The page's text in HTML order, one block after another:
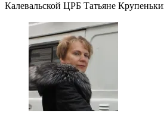
Калевальской ЦРБ Татьяне